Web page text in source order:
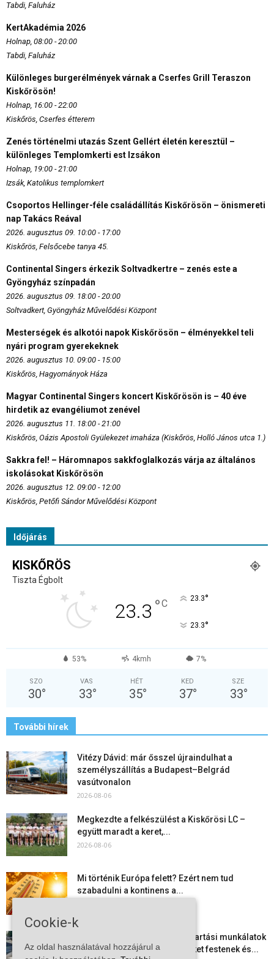
Tabdi, Faluház
KertAkadémia 2026
Holnap, 08:00 - 20:00
Tabdi, Faluház
Különleges burgerélmények várnak a Cserfes Grill Teraszon
Kiskőrösön!
Holnap, 16:00 - 22:00
Kiskőrös, Cserfes étterem
Zenés történelmi utazás Szent Gellért életén keresztül –
különleges Templomkerti est Izsákon
Holnap, 19:00 - 21:00
Izsák, Katolikus templomkert
Csoportos Hellinger-féle családállítás Kiskőrösön – önismereti
nap Takács Reával
2026. augusztus 09. 10:00 - 17:00
Kiskőrös, Felsőcebe tanya 45.
Continental Singers érkezik Soltvadkertre – zenés este a
Gyöngyház színpadán
2026. augusztus 09. 18:00 - 20:00
Soltvadkert, Gyöngyház Művelődési Központ
Mesterségek és alkotói napok Kiskőrösön – élményekkel teli
nyári program gyerekeknek
2026. augusztus 10. 09:00 - 15:00
Kiskőrös, Hagyományok Háza
Magyar Continental Singers koncert Kiskőrösön is – 40 éve
hirdetik az evangéliumot zenével
2026. augusztus 11. 18:00 - 21:00
Kiskőrös, Oázis Apostoli Gyülekezet imaháza (Kiskőrös, Holló János utca 1.)
Sakkra fel! – Háromnapos sakkfoglalkozás várja az általános
iskolásokat Kiskőrösön
2026. augusztus 12. 09:00 - 12:00
Kiskőrös, Petőfi Sándor Művelődési Központ
Időjárás
KISKŐRÖS
Tiszta Égbolt
23.3 °C 23.3°
23.3°
53% 4kmh 7%
SZO
30°
VAS
33°
HÉT
35°
KED
37°
SZE
33°
További hírek
Vitézy Dávid: már ősszel újraindulhat a
személyszállítás a Budapest–Belgrád
vasútvonalon
2026-08-06
Megkezdte a felkészülést a Kiskőrösi LC –
együtt maradt a keret,...
2026-08-06
Mi történik Európa felett? Ezért nem tud
szabadulni a kontinens a...
Folyamatosak a nyári karbantartási munkálatok
Kiskőrösön – útburkolati jeleket festenek és...
Cookie-k
Az oldal használatával hozzájárul a